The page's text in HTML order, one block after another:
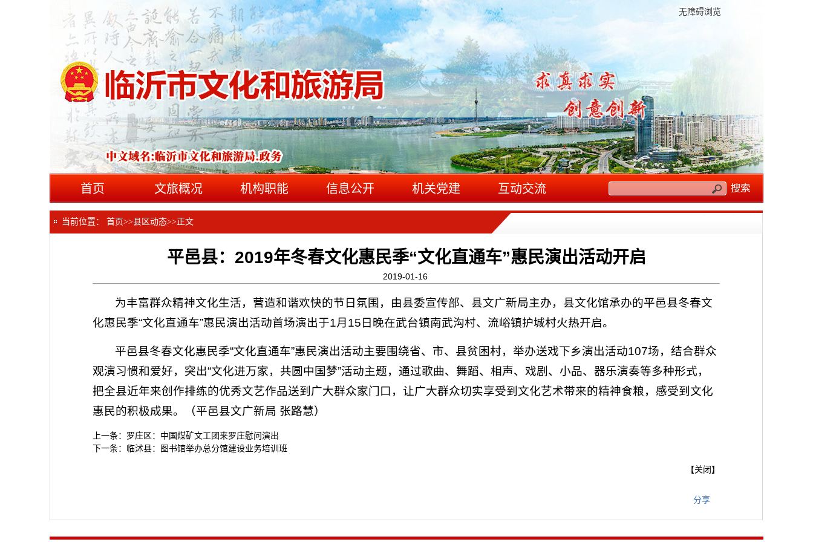
无障碍浏览
首页 文旅概况 机构职能 信息公开 机关党建 互动交流
当前位置： 首页>>县区动态>> 正文
平邑县：2019年冬春文化惠民季“文化直通车”惠民演出活动开启
2019-01-16
为丰富群众精神文化生活，营造和谐欢快的节日氛围，由县委宣传部、县文广新局主办，县文化馆承办的平邑县冬春文
化惠民季“文化直通车”惠民演出活动首场演出于1月15日晚在武台镇南武沟村、流峪镇护城村火热开启。
平邑县冬春文化惠民季“文化直通车”惠民演出活动主要围绕省、市、县贫困村，举办送戏下乡演出活动107场，结合群众
观演习惯和爱好，突出“文化进万家，共圆中国梦”活动主题，通过歌曲、舞蹈、相声、戏剧、小品、器乐演奏等多种形式，
把全县近年来创作排练的优秀文艺作品送到广大群众家门口，让广大群众切实享受到文化艺术带来的精神食粮，感受到文化
惠民的积极成果。（平邑县文广新局 张路慧）
上一条： 罗庄区：中国煤矿文工团来罗庄慰问演出
下一条： 临沭县：图书馆举办总分馆建设业务培训班
【关闭】
分享